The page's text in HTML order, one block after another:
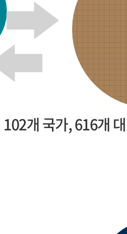
102개 국가, 616개